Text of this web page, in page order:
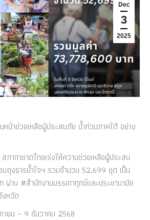
Dec
3
2025
หน้าช่วยเหลือผู้ประสบภัย น้ำท่วมภาคใต้ อย่าง
ภากาชาดไทย​เร่งให้ความช่วยเหลือผู้ประสบ
ถุงธารน้ำใจฯ รวมจำนวน 52,699 ชุด เป็น
าน #สำนักงานบรรเทาทุกข์และประชานามัย
งหวัด
ยน – 9 ธันวาคม 2568